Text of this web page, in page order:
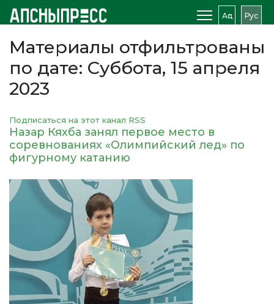
Аԥс Рус
Материалы отфильтрованы
по дате: Суббота, 15 апреля
2023
Подписаться на этот канал RSS
Назар Кяхба занял первое место в
соревнованиях «Олимпийский лед» по
фигурному катанию